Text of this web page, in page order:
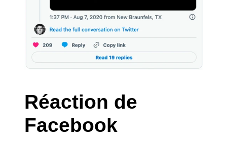
Réaction de
Facebook